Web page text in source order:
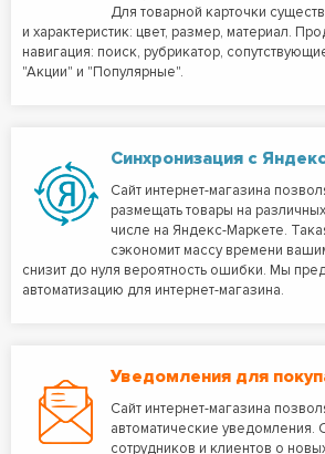
Для товарной карточки
и характеристик: цвет, размер, материал.
навигация: поиск, рубрикатор,
"Акции" и "Популярные".
Синхронизация с
Сайт интернет-магазина
размещать товары на
числе на Яндекс-Маркете.
сэкономит массу времени
снизит до нуля вероятность ошибки. Мы
автоматизацию для интернет-магазина.
Уведомления для
Сайт интернет-магазина
автоматические уведомления.
сотрудников и клиентов о